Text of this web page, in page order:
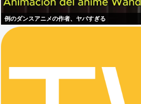
例のダンスアニメの作者、ヤバすぎる